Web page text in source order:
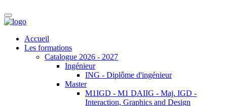
Accueil
Les formations
Catalogue 2026 - 2027
Ingénieur
ING - Diplôme d'ingénieur
Master
M1IGD - M1 DAIIG - Maj. IGD -
Interaction, Graphics and Design